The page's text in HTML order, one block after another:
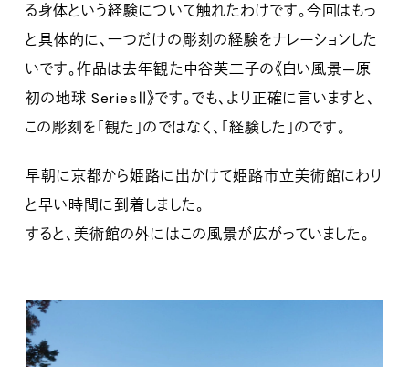
る身体という経験について触れたわけです。今回はもっ
と具体的に、一つだけの彫刻の経験をナレーションした
いです。作品は去年観た中谷芙二子の《白い風景—原
初の地球 SeriesⅡ》です。でも、より正確に言いますと、
この彫刻を「観た」のではなく、「経験した」のです。
早朝に京都から姫路に出かけて姫路市立美術館にわり
と早い時間に到着しました。
すると、美術館の外にはこの風景が広がっていました。